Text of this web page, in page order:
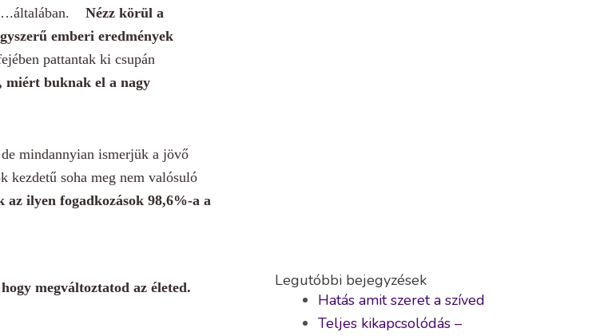
Nézz körül a
emberi eredmények
pattantak ki csupán
miért buknak el a nagy
mindannyian ismerjük a jövő
kezdetű soha meg nem valósuló
ilyen fogadkozások 98,6%-a a
megváltoztatod az életed.
Legutóbbi bejegyzések
Hatás amit szeret a szíved
Teljes kikapcsolódás –